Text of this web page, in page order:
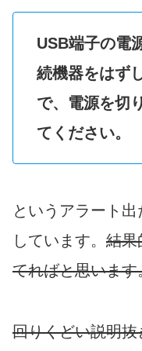
USB端子の電
続機器をはず
で、電源を切
てください。
というアラート
しています。 結果
てればと思います
回りくどい説明